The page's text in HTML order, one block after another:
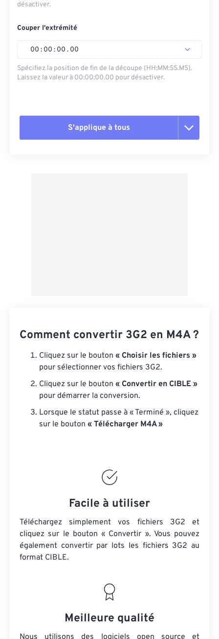
désactiver.
Couper l'extrémité
00 : 00 : 00 . 00
Spécifiez la position de fin de la découpe (HH:MM:SS.MS).
Laissez la valeur à 00:00:00.00 pour désactiver.
S'applique à tous
Comment convertir 3G2 en M4A ?
Cliquez sur le bouton « Choisir les fichiers »
pour sélectionner vos fichiers 3G2.
Cliquez sur le bouton « Convertir en CIBLE »
pour démarrer la conversion.
Lorsque le statut passe à « Terminé », cliquez
sur le bouton « Télécharger M4A »
Facile à utiliser
Téléchargez simplement vos fichiers 3G2 et
cliquez sur le bouton « Convertir ». Vous pouvez
également convertir par lots les fichiers 3G2 au
format CIBLE.
Meilleure qualité
Nous utilisons des logiciels open source et